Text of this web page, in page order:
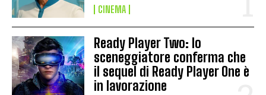
CINEMA
Ready Player Two: lo
sceneggiatore conferma che
il sequel di Ready Player One è
in lavorazione